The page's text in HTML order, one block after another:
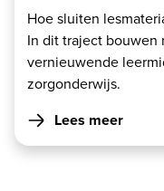
Hoe sluiten
In dit traject bouwen
vernieuwende
zorgonderwijs.
Lees meer